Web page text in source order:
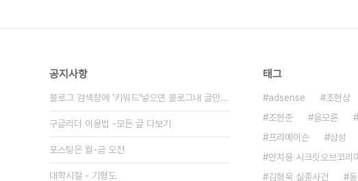
공지사항
블로그 검색창에 '키워드'넣으면 블로그내 글만 검색
구글리더 이용법 -모든 글 다보기
포스팅은 월-금 오전
대학시절 - 기형도
태그
adsense 조현상
조현준
음모론
프리메이슨
삼성
안치용 시크릿오브코리
김형욱 실종사건